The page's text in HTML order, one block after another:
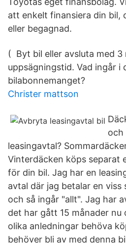
att enkelt finansiera din bil,
eller begagnad.
( Byt bil eller avsluta med 3
uppsägningstid. Vad ingår i
bilabonnemanget?
Christer mattson
och
leasingavtal?
Vinterdäcken köps separat
för din bil. Jag har en
avtal där jag betalar en viss
och så ingår "allt". Jag har
det har gått 15 månader nu
olika anledningar behöva
behöver bli av med denna